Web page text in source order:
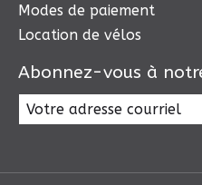
Modes de paiement
Location de vélos
Abonnez-vous à